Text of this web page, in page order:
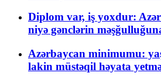
Diplom var, iş yoxdur:
niyə gənclərin
Azərbaycan minimumu:
lakin müstəqil həyata